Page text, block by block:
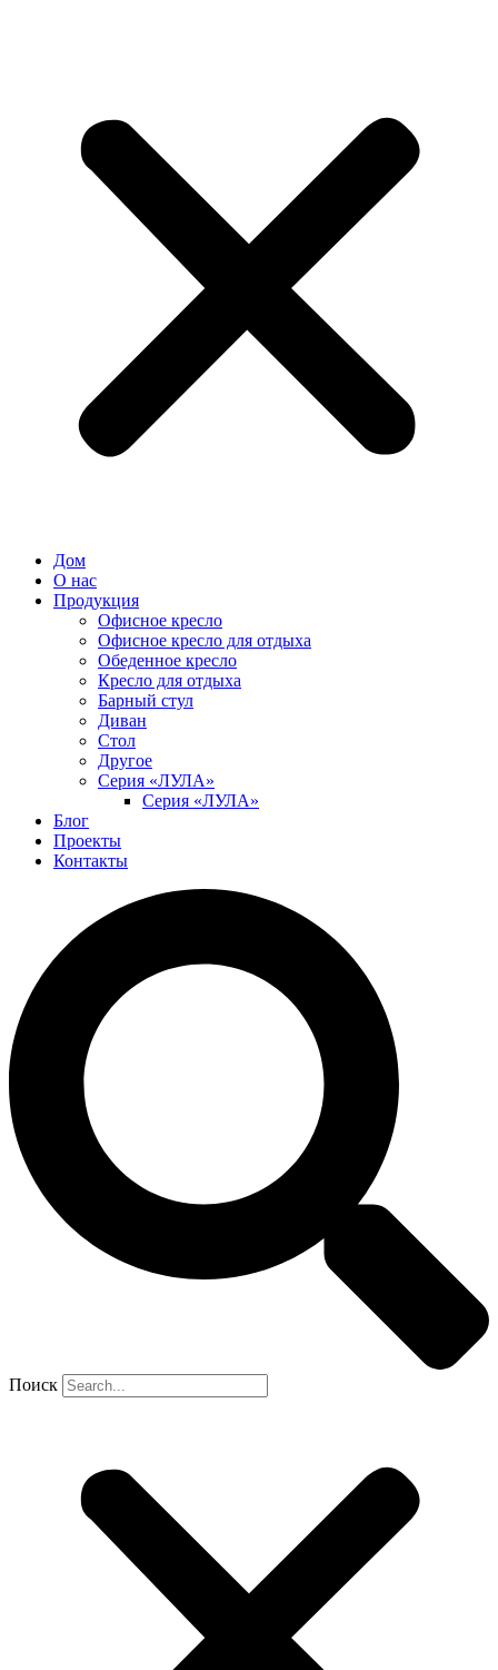
Дом
О нас
Продукция
Офисное кресло
Офисное кресло для отдыха
Обеденное кресло
Кресло для отдыха
Барный стул
Диван
Стол
Другое
Серия «ЛУЛА»
Серия «ЛУЛА»
Блог
Проекты
Контакты
Поиск